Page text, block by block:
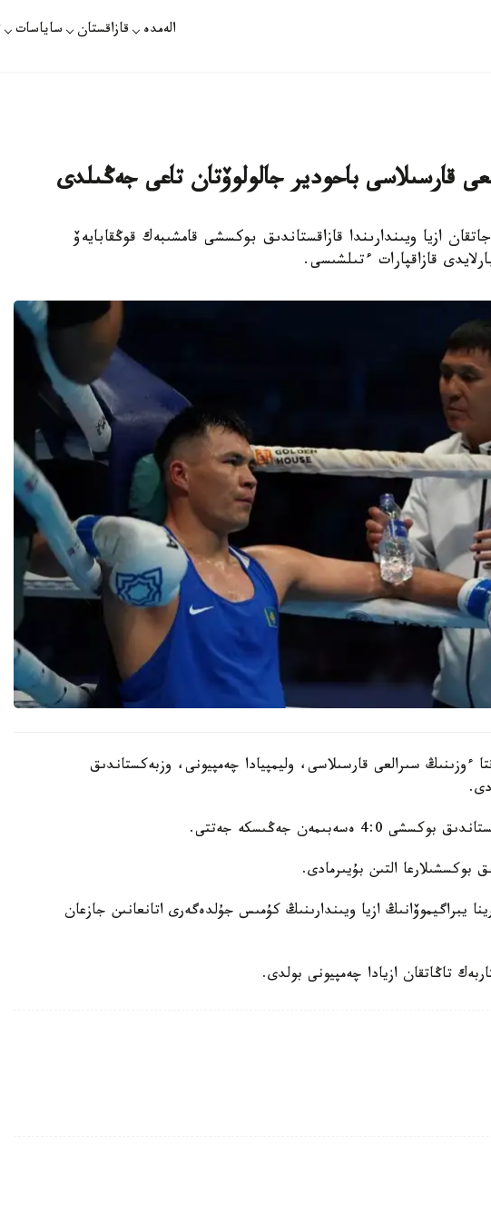
الەمدە قازاقستان ساياسات
قارسىلاسى باحودير جالولوۆتان تاعى جەڭىلدى
ازيا ويىندارىندا قازاقستاندىق بوكسشى قامشىبەك قوڭقابايەۆ
قازاقپارات ءتىلشىسى.
ءوزىنىڭ سىرالعى قارسىلاسى، وليمپيادا چەمپيونى، وزبەكستاندىق
جەڭىسكە جەتتى.
بوكسشىلارعا التىن بۇيىرمادى.
يبراگيموۆانىڭ ازيا ويىندارىنىڭ كۇمىس جۇلدەگەرى اتانعانىن جازعان
تاڭاتقان ازيادا چەمپيونى بولدى.